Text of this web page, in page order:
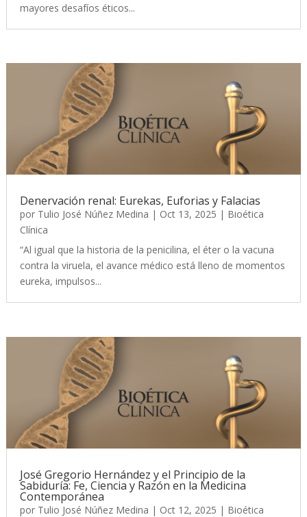
mayores desafíos éticos...
Denervación renal: Eurekas, Euforias y Falacias
por Tulio José Núñez Medina | Oct 13, 2025 | Bioética
Clínica
“Al igual que la historia de la penicilina, el éter o la vacuna
contra la viruela, el avance médico está lleno de momentos
eureka, impulsos...
José Gregorio Hernández y el Principio de la
Sabiduría: Fe, Ciencia y Razón en la Medicina
Contemporánea
por Tulio José Núñez Medina | Oct 12, 2025 | Bioética